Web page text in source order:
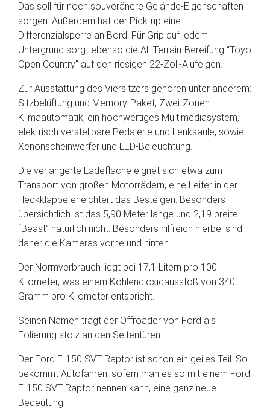
Das soll für noch souveränere Gelände-Eigenschaften
sorgen. Außerdem hat der Pick-up eine
Differenzialsperre an Bord. Für Grip auf jedem
Untergrund sorgt ebenso die All-Terrain-Bereifung “Toyo
Open Country” auf den riesigen 22-Zoll-Alufelgen.
Zur Ausstattung des Viersitzers gehören unter anderem:
Sitzbelüftung und Memory-Paket, Zwei-Zonen-
Klimaautomatik, ein hochwertiges Multimediasystem,
elektrisch verstellbare Pedalerie und Lenksäule, sowie
Xenonscheinwerfer und LED-Beleuchtung.
Die verlängerte Ladefläche eignet sich etwa zum
Transport von großen Motorrädern, eine Leiter in der
Heckklappe erleichtert das Besteigen. Besonders
übersichtlich ist das 5,90 Meter lange und 2,19 breite
“Beast” natürlich nicht. Besonders hilfreich hierbei sind
daher die Kameras vorne und hinten.
Der Normverbrauch liegt bei 17,1 Litern pro 100
Kilometer, was einem Kohlendioxidausstoß von 340
Gramm pro Kilometer entspricht.
Seinen Namen trägt der Offroader von Ford als
Folierung stolz an den Seitentüren.
Der Ford F-150 SVT Raptor ist schon ein geiles Teil. So
bekommt Autofahren, sofern man es so mit einem Ford
F-150 SVT Raptor nennen kann, eine ganz neue
Bedeutung.